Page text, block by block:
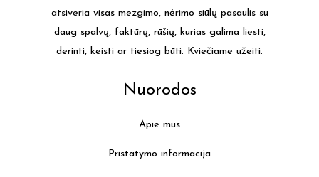
atsiveria visas mezgimo, nėrimo siūlų pasaulis su
daug spalvų, faktūrų, rūšių, kurias galima liesti,
derinti, keisti ar tiesiog būti. Kviečiame užeiti.
Nuorodos
Apie mus
Pristatymo informacija